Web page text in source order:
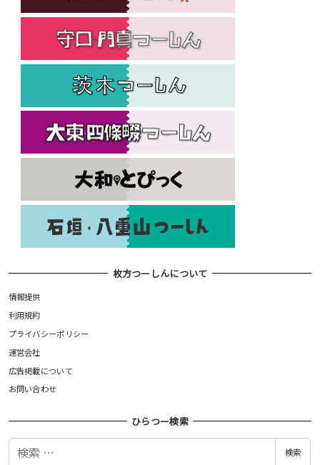
枚方つーしんについて
情報提供
利用規約
プライバシーポリシー
運営会社
広告掲載について
お問い合わせ
ひらつー検索
検
検索